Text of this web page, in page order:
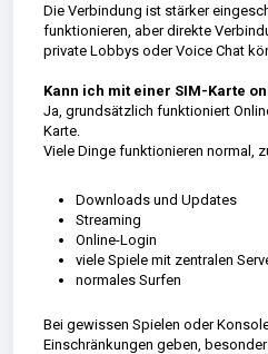
Die Verbindung ist stärker
funktionieren, aber direkte
private Lobbys oder Voice Chat
Kann ich mit einer SIM-Karte
Ja, grundsätzlich funktioniert
Karte.
Viele Dinge funktionieren normal,
Downloads und Updates
Streaming
Online-Login
viele Spiele mit zentralen
normales Surfen
Bei gewissen Spielen oder
Einschränkungen geben,